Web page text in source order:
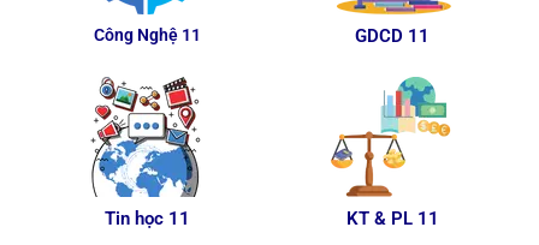
Công Nghệ 11 GDCD 11
Tin học 11 KT & PL 11